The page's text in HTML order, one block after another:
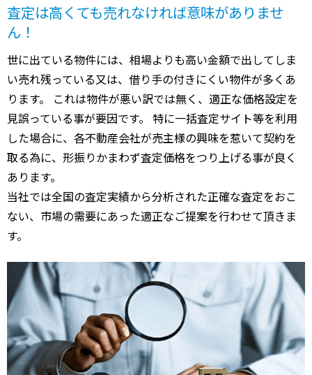
査定は高くても売れなければ意味がありませ
ん！
世に出ている物件には、相場よりも高い金額で出してしま
い売れ残っている又は、借り手の付きにくい物件が多くあ
ります。 これは物件が悪い訳では無く、適正な価格設定を
見誤っている事が要因です。 特に一括査定サイト等を利用
した場合に、各不動産会社が売主様の興味を惹いて契約を
取る為に、形振りかまわず査定価格をつり上げる事が良く
あります。
当社では全国の査定実績から分析された正確な査定をおこ
ない、市場の需要にあった適正なご提案を行わせて頂きま
す。